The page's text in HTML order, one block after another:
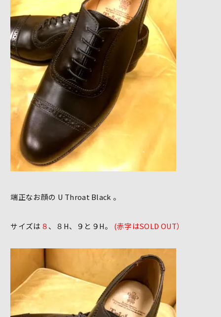
端正なお顔の U Throat Black 。
サイズは ８、８H、９と９H。 (赤字はSOLD OUT）